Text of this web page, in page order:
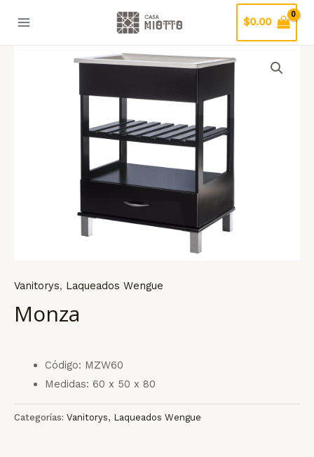
$0.00
Vanitorys, Laqueados Wengue
Monza
Código: MZW60
Medidas: 60 x 50 x 80
Categorías: Vanitorys, Laqueados Wengue